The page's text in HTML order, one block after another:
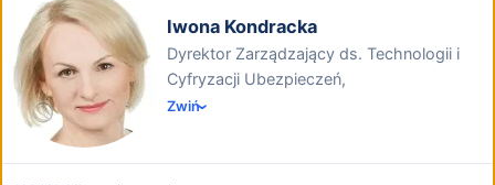
Iwona Kondracka
Dyrektor Zarządzający ds. Technologii i
Cyfryzacji Ubezpieczeń,
Zwiń